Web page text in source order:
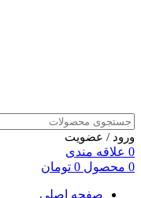
ورود / عضویت
0 علاقه مندی
0 محصول 0 تومان
صفحه اصلی